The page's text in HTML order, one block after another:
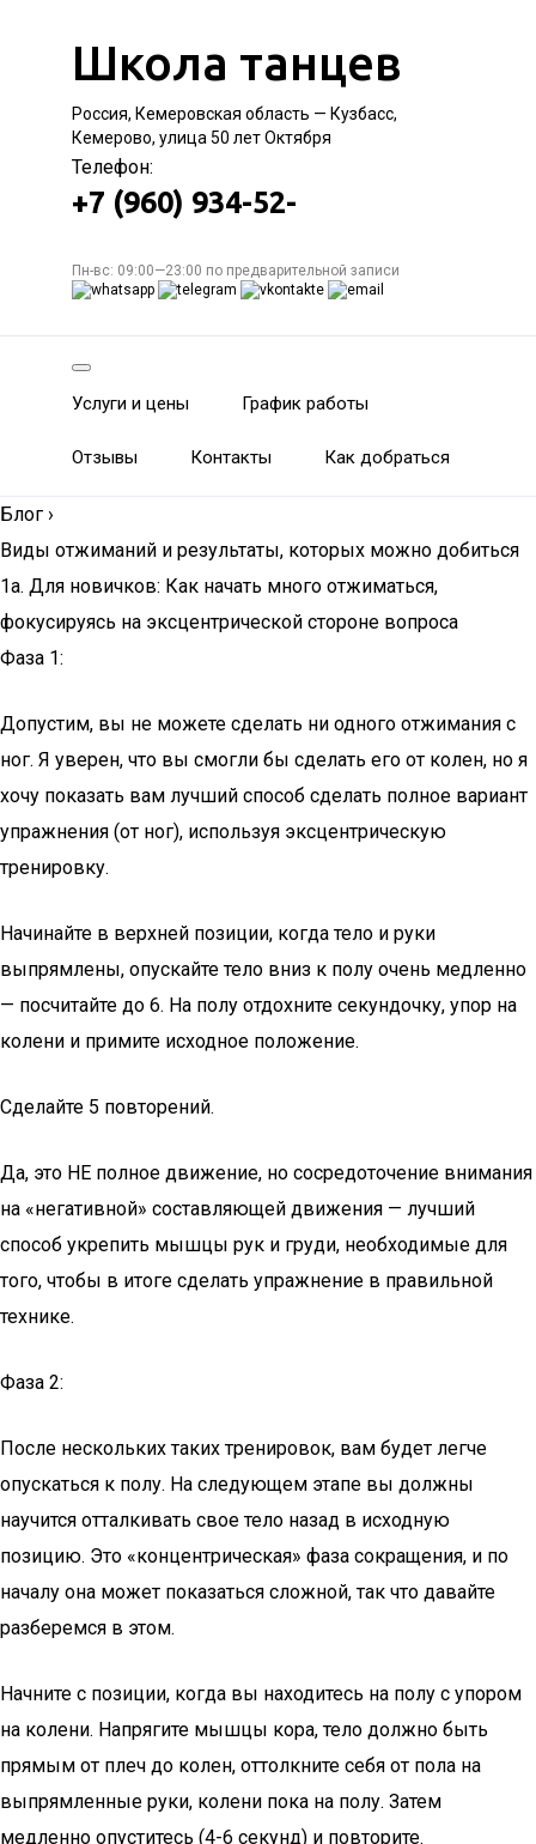
Школа танцев
Россия, Кемеровская область — Кузбасс,
Кемерово, улица 50 лет Октября
Телефон:
+7 (960) 934-52-
Пн-вс: 09:00—23:00 по предварительной записи
Услуги и цены График работы
Отзывы Контакты Как добраться
Блог ›
Виды отжиманий и результаты, которых можно добиться
1a. Для новичков: Как начать много отжиматься,
фокусируясь на эксцентрической стороне вопроса
Фаза 1:
Допустим, вы не можете сделать ни одного отжимания с
ног. Я уверен, что вы смогли бы сделать его от колен, но я
хочу показать вам лучший способ сделать полное вариант
упражнения (от ног), используя эксцентрическую
тренировку.
Начинайте в верхней позиции, когда тело и руки
выпрямлены, опускайте тело вниз к полу очень медленно
— посчитайте до 6. На полу отдохните секундочку, упор на
колени и примите исходное положение.
Сделайте 5 повторений.
Да, это НЕ полное движение, но сосредоточение внимания
на «негативной» составляющей движения — лучший
способ укрепить мышцы рук и груди, необходимые для
того, чтобы в итоге сделать упражнение в правильной
технике.
Фаза 2:
После нескольких таких тренировок, вам будет легче
опускаться к полу. На следующем этапе вы должны
научится отталкивать свое тело назад в исходную
позицию. Это «концентрическая» фаза сокращения, и по
началу она может показаться сложной, так что давайте
разберемся в этом.
Начните с позиции, когда вы находитесь на полу с упором
на колени. Напрягите мышцы кора, тело должно быть
прямым от плеч до колен, оттолкните себя от пола на
выпрямленные руки, колени пока на полу. Затем
медленно опуститесь (4-6 секунд) и повторите.